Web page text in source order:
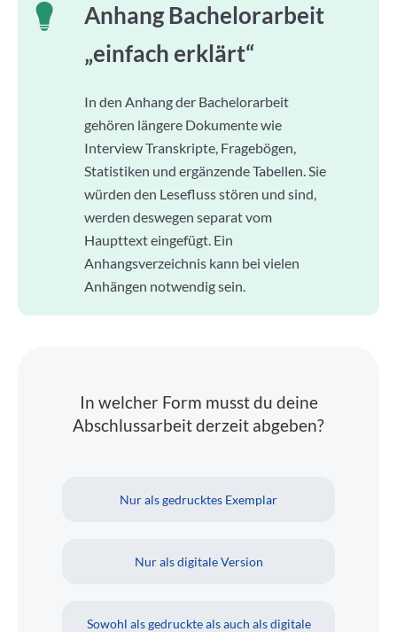
Anhang Bachelorarbeit
„einfach erklärt“
In den Anhang der Bachelorarbeit
gehören längere Dokumente wie
Interview Transkripte, Fragebögen,
Statistiken und ergänzende Tabellen. Sie
würden den Lesefluss stören und sind,
werden deswegen separat vom
Haupttext eingefügt. Ein
Anhangsverzeichnis kann bei vielen
Anhängen notwendig sein.
In welcher Form musst du deine
Abschlussarbeit derzeit abgeben?
Nur als gedrucktes Exemplar
Nur als digitale Version
Sowohl als gedruckte als auch als digitale